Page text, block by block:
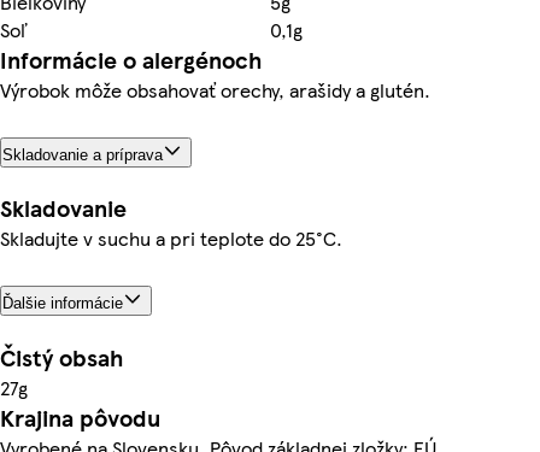
Soľ
0,1g
Informácie o alergénoch
Výrobok môže obsahovať orechy, arašidy a glutén.
Skladovanie a príprava
Skladovanie
Skladujte v suchu a pri teplote do 25°C.
Ďalšie informácie
Čistý obsah
27g
Krajina pôvodu